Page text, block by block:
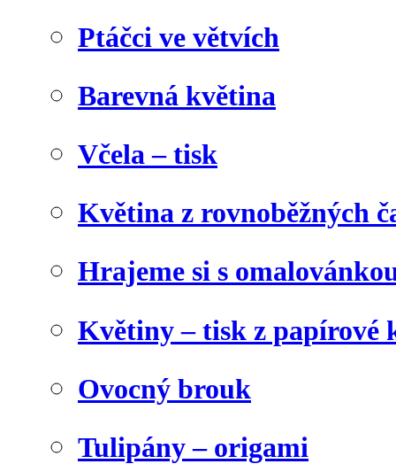
Ptáčci ve větvích
Barevná květina
Včela – tisk
Květina z rovnoběžných
Hrajeme si s
Květiny – tisk z papírové
Ovocný brouk
Tulipány – origami